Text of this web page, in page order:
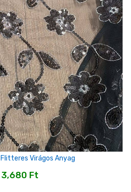
Flitteres Virágos Anyag
3,680 Ft